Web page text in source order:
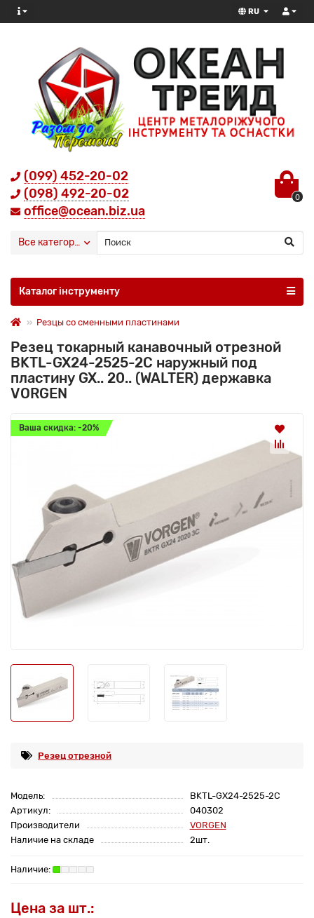
RU
(099) 452-20-02
(098) 492-20-02
office@ocean.biz.ua
0
Все категории
Каталог інструменту
Резцы со сменными пластинами
Резец токарный канавочный отрезной
BKTL-GX24-2525-2C наружный под
пластину GX.. 20.. (WALTER) державка
VORGEN
Ваша скидка: -20%
Резец отрезной
Модель:
BKTL-GX24-2525-2C
Артикул:
040302
Производители
VORGEN
Наличие на складе
2шт.
Цена за шт.: